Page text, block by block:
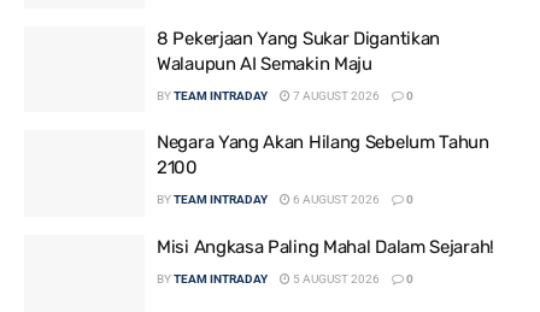
8 Pekerjaan Yang Sukar Digantikan
Walaupun AI Semakin Maju
BYTEAM INTRADAY 7 AUGUST 2026 0
Negara Yang Akan Hilang Sebelum Tahun
2100
BYTEAM INTRADAY 6 AUGUST 2026 0
Misi Angkasa Paling Mahal Dalam Sejarah!
BYTEAM INTRADAY 5 AUGUST 2026 0